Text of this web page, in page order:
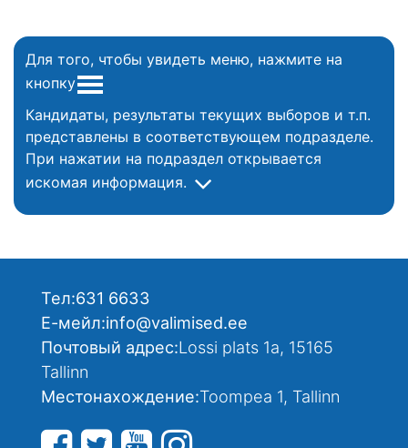
Для того, чтобы увидеть меню, нажмите на
кнопку
Кандидаты, результаты текущих выборов и т.п.
представлены в соответствующем подразделе.
При нажатии на подраздел открывается
искомая информация.
Тел:631 6633
Е-мейл:info@valimised.ee
Почтовый адрес:Lossi plats 1a, 15165
Tallinn
Местонахождение:Toompea 1, Tallinn